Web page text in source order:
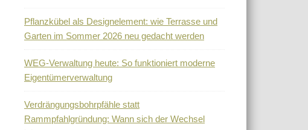
Pflanzkübel als Designelement: wie Terrasse und
Garten im Sommer 2026 neu gedacht werden
WEG-Verwaltung heute: So funktioniert moderne
Eigentümerverwaltung
Verdrängungsbohrpfähle statt
Rammpfahlgründung: Wann sich der Wechsel